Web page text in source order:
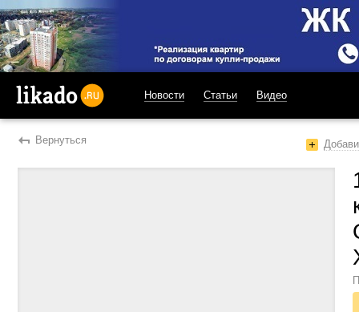
Новости Статьи Видео
Вернуться